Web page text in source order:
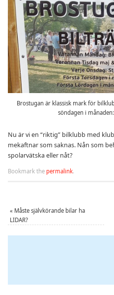
Brostugan är klassisk mark för
söndagen i
Nu är vi en “riktig” bilklubb med
mekaftnar som saknas. Nån som
spolarvätska eller nåt?
Bookmark the permalink.
« Måste självkörande bilar ha
LIDAR?